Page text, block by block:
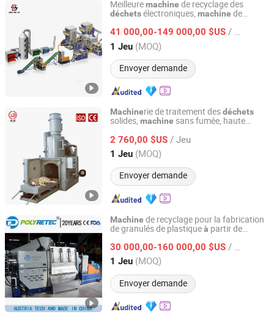
Meilleuremachine de recyclage des
déchetsélectroniques, machine de
imprimés,machinede recyclage des
cartes mères
41 000,00-149 000,00 $US / Jeu
1 Jeu (MOQ)
Envoyer demande
HENAN SUNY METAL MACHINERY EQUIPMENT CO., LTD
Henan, China Depuis 2025
Machinerie de traitement desdéchets
solides, machine sans fumée, haute
compagnie
2 760,00 $US / Jeu
1 Jeu (MOQ)
Envoyer demande
Shandong Lvdu Environmental Equipment Co., Ltd
Shandong, China Depuis 2023
Machine de recyclage pour la fabrication
de granulés de plastiqueà partir de
granulés de PET, PP, PE, LDPE, prix
30 000,00-160 000,00 $US / Jeu
1 Jeu (MOQ)
Envoyer demande
Suzhou Polytec Machine Co., Ltd.
Jiangsu, China Depuis 2022